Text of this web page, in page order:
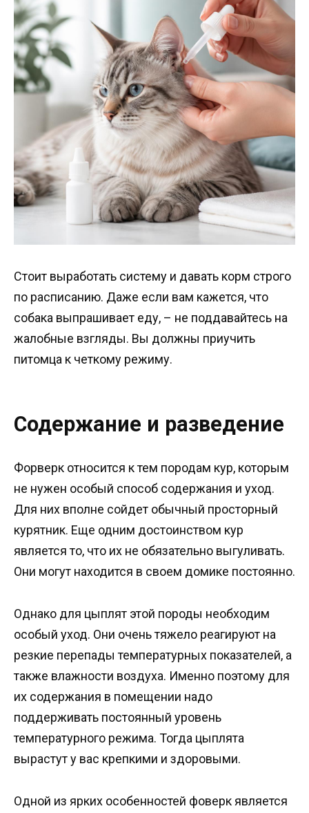
Стоит выработать систему и давать корм строго
по расписанию. Даже если вам кажется, что
собака выпрашивает еду, – не поддавайтесь на
жалобные взгляды. Вы должны приучить
питомца к четкому режиму.
Содержание и разведение
Форверк относится к тем породам кур, которым
не нужен особый способ содержания и уход.
Для них вполне сойдет обычный просторный
курятник. Еще одним достоинством кур
является то, что их не обязательно выгуливать.
Они могут находится в своем домике постоянно.
Однако для цыплят этой породы необходим
особый уход. Они очень тяжело реагируют на
резкие перепады температурных показателей, а
также влажности воздуха. Именно поэтому для
их содержания в помещении надо
поддерживать постоянный уровень
температурного режима. Тогда цыплята
вырастут у вас крепкими и здоровыми.
Одной из ярких особенностей фоверк является